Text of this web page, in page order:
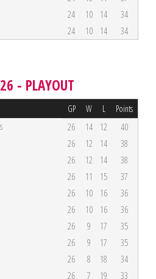
24 10 14
34
24 10 14 34
- PLAYOUT
GP W L Points
26 14 12
40
26 12 14
38
26 12 14
38
26 11 15
37
26 10 16
36
26 10 16
36
26 9 17
35
26 9 17
35
26 8 18
34
26 7 19 33